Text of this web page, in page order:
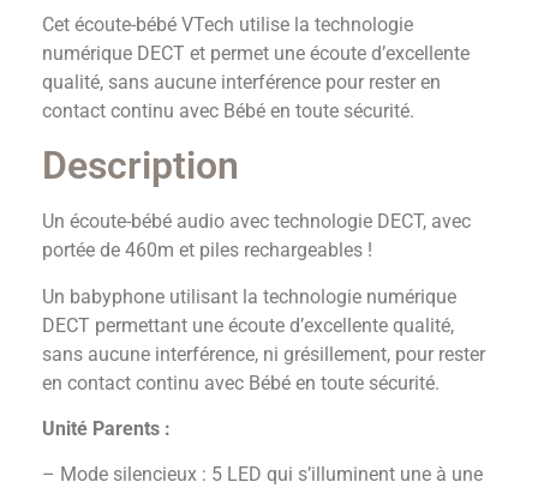
Cet écoute-bébé VTech utilise la technologie
numérique DECT et permet une écoute d’excellente
qualité, sans aucune interférence pour rester en
contact continu avec Bébé en toute sécurité.
Description
Un écoute-bébé audio avec technologie DECT, avec
portée de 460m et piles rechargeables !
Un babyphone utilisant la technologie numérique
DECT permettant une écoute d’excellente qualité,
sans aucune interférence, ni grésillement, pour rester
en contact continu avec Bébé en toute sécurité.
Unité Parents :
– Mode silencieux : 5 LED qui s’illuminent une à une